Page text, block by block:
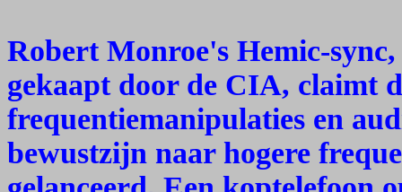
Robert Monroe's Hemic-
gekaapt door de CIA, claimt
frequentiemanipulaties en
bewustzijn naar hogere